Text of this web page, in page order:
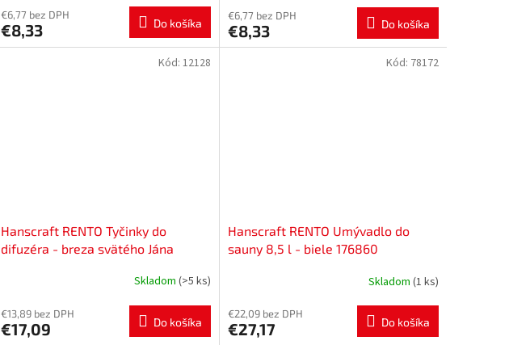
€6,77 bez DPH
€8,33 Do košíka
€6,77 bez DPH
€8,33 Do košíka
Hanscraft RENTO Tyčinky do
difuzéra - breza svätého Jána
Skladom (>5 ks)
€13,89 bez DPH
€17,09 Do košíka
Kód: 12128
Hanscraft RENTO Umývadlo do
sauny 8,5 l - biele 176860
Skladom (1 ks)
€22,09 bez DPH
€27,17 Do košíka
Kód: 78172